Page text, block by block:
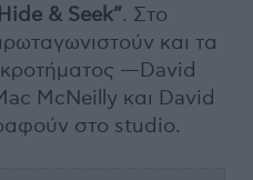
Hide & Seek”. Στο
και τα
—David
McNeilly και David
στο studio.